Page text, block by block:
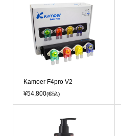
Kamoer F4pro V2
¥54,800(税込)